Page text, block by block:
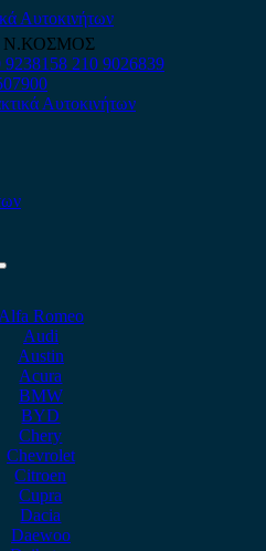
Ν.ΚΟΣΜΟΣ
9238158 210 9026839
Alfa Romeo
Audi
Austin
Acura
BMW
BYD
Chery
Chevrolet
Citroen
Cupra
Dacia
Daewoo